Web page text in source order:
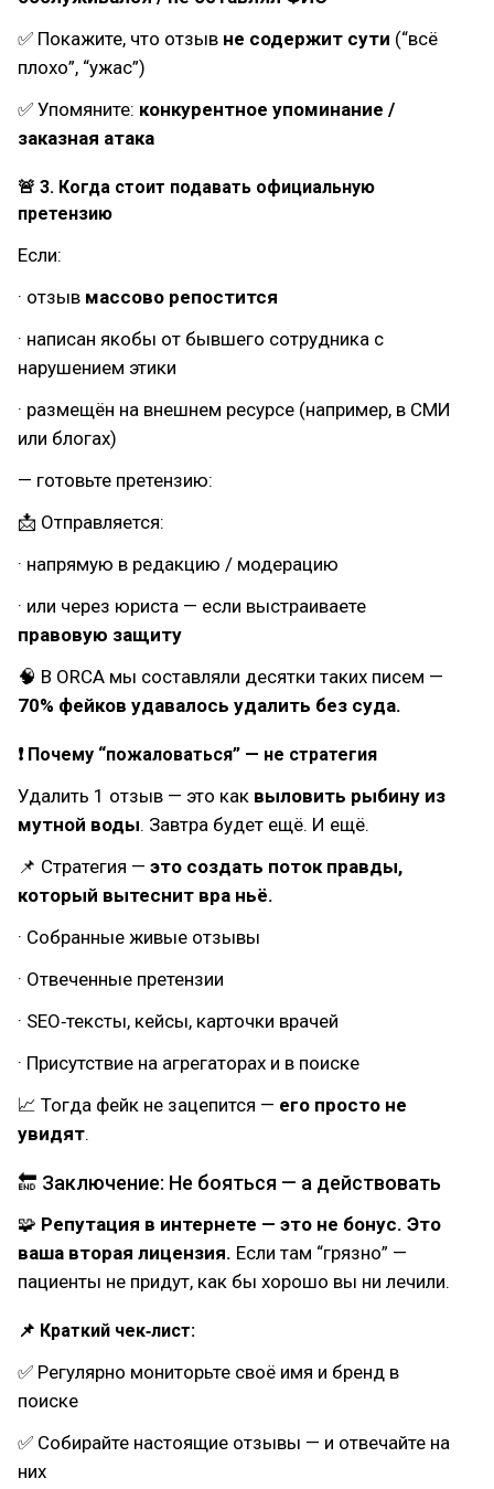
✅ Покажите, что отзыв не содержит сути (“всё
плохо”, “ужас”)
✅ Упомяните: конкурентное упоминание /
заказная атака
🚨 3. Когда стоит подавать официальную
претензию
Если:
· отзыв массово репостится
· написан якобы от бывшего сотрудника с
нарушением этики
· размещён на внешнем ресурсе (например, в СМИ
или блогах)
— готовьте претензию:
📩 Отправляется:
· напрямую в редакцию / модерацию
· или через юриста — если выстраиваете
правовую защиту
🧠 В ORCA мы составляли десятки таких писем —
70% фейков удавалось удалить без суда.
❗ Почему “пожаловаться” — не стратегия
Удалить 1 отзыв — это как выловить рыбину из
мутной воды. Завтра будет ещё. И ещё.
📌 Стратегия — это создать поток правды,
который вытеснит вра ньё.
· Собранные живые отзывы
· Отвеченные претензии
· SEO‑тексты, кейсы, карточки врачей
· Присутствие на агрегаторах и в поиске
📈 Тогда фейк не зацепится — его просто не
увидят.
🔚 Заключение: Не бояться — а действовать
🧩 Репутация в интернете — это не бонус. Это
ваша вторая лицензия. Если там “грязно” —
пациенты не придут, как бы хорошо вы ни лечили.
📌 Краткий чек‑лист:
✅ Регулярно мониторьте своё имя и бренд в
поиске
✅ Собирайте настоящие отзывы — и отвечайте на
них